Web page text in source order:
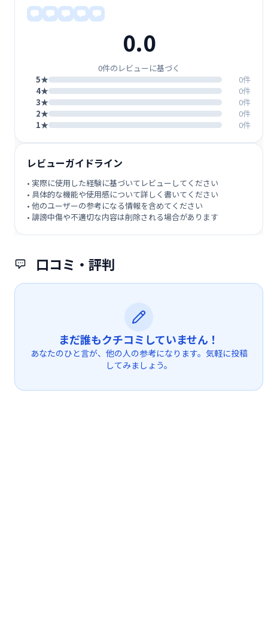
口コミ・評判
まだ誰もクチコミしていません！
あなたのひと言が、他の人の参考になります。気軽に投稿
してみましょう。
0.0
0件のレビューに基づく
5★
0件
4★
0件
3★
0件
2★
0件
1★
0件
レビューガイドライン
• 実際に使用した経験に基づいてレビューしてください
• 具体的な機能や使用感について詳しく書いてください
• 他のユーザーの参考になる情報を含めてください
• 誹謗中傷や不適切な内容は削除される場合があります